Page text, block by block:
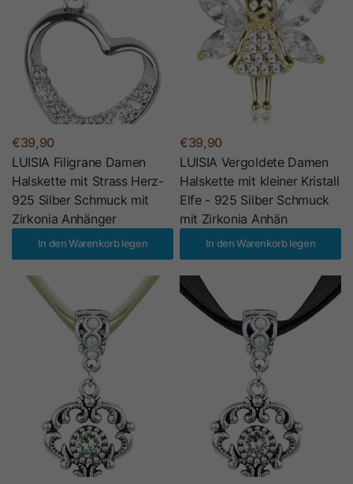
€39,90
LUISIA Filigrane Damen
Halskette mit Strass Herz-
925 Silber Schmuck mit
Zirkonia Anhänger
In den Warenkorb legen
€39,90
LUISIA Vergoldete Damen
Halskette mit kleiner Kristall
Elfe - 925 Silber Schmuck
mit Zirkonia Anhän
In den Warenkorb legen